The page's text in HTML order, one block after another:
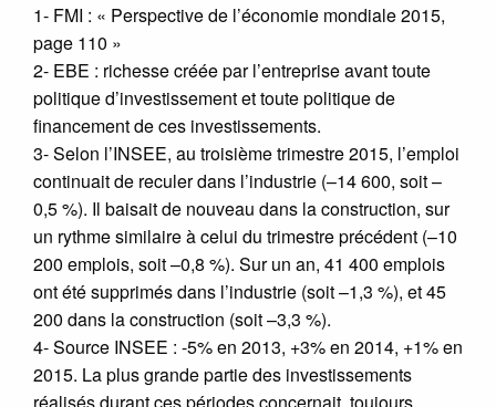
1- FMI : « Perspective de l’économie mondiale 2015,
page 110 »
2- EBE : richesse créée par l’entreprise avant toute
politique d’investissement et toute politique de
financement de ces investissements.
3- Selon l’INSEE, au troisième trimestre 2015, l’emploi
continuait de reculer dans l’industrie (–14 600, soit –
0,5 %). Il baisait de nouveau dans la construction, sur
un rythme similaire à celui du trimestre précédent (–10
200 emplois, soit –0,8 %). Sur un an, 41 400 emplois
ont été supprimés dans l’industrie (soit –1,3 %), et 45
200 dans la construction (soit –3,3 %).
4- Source INSEE : -5% en 2013, +3% en 2014, +1% en
2015. La plus grande partie des investissements
réalisés durant ces périodes concernait, toujours